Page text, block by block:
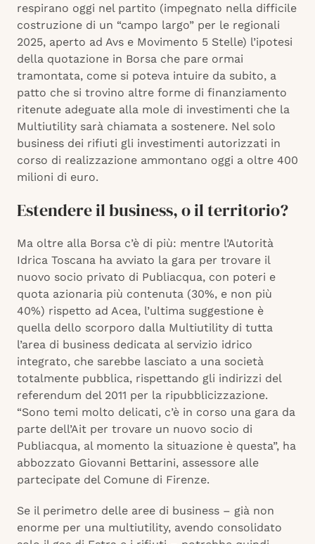
respirano oggi nel partito (impegnato nella difficile
costruzione di un “campo largo” per le regionali
2025, aperto ad Avs e Movimento 5 Stelle) l’ipotesi
della quotazione in Borsa che pare ormai
tramontata, come si poteva intuire da subito, a
patto che si trovino altre forme di finanziamento
ritenute adeguate alla mole di investimenti che la
Multiutility sarà chiamata a sostenere. Nel solo
business dei rifiuti gli investimenti autorizzati in
corso di realizzazione ammontano oggi a oltre 400
milioni di euro.
Estendere il business, o il territorio?
Ma oltre alla Borsa c’è di più: mentre l’Autorità
Idrica Toscana ha avviato la gara per trovare il
nuovo socio privato di Publiacqua, con poteri e
quota azionaria più contenuta (30%, e non più
40%) rispetto ad Acea, l’ultima suggestione è
quella dello scorporo dalla Multiutility di tutta
l’area di business dedicata al servizio idrico
integrato, che sarebbe lasciato a una società
totalmente pubblica, rispettando gli indirizzi del
referendum del 2011 per la ripubblicizzazione.
“Sono temi molto delicati, c’è in corso una gara da
parte dell’Ait per trovare un nuovo socio di
Publiacqua, al momento la situazione è questa”, ha
abbozzato Giovanni Bettarini, assessore alle
partecipate del Comune di Firenze.
Se il perimetro delle aree di business – già non
enorme per una multiutility, avendo consolidato